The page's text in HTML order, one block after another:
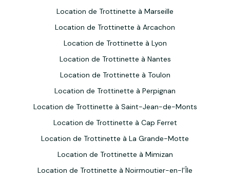
Location de Trottinette à Marseille
Location de Trottinette à Arcachon
Location de Trottinette à Lyon
Location de Trottinette à Nantes
Location de Trottinette à Toulon
Location de Trottinette à Perpignan
Location de Trottinette à Saint-Jean-de-Monts
Location de Trottinette à Cap Ferret
Location de Trottinette à La Grande-Motte
Location de Trottinette à Mimizan
Location de Trottinette à Noirmoutier-en-l'Île